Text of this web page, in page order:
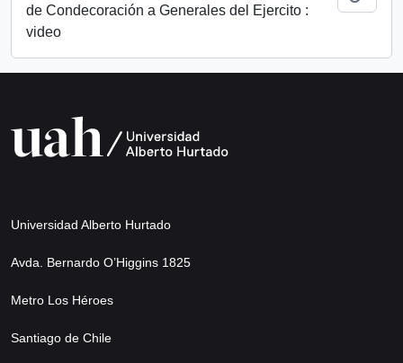
de Condecoración a Generales del Ejercito :
video
Universidad Alberto Hurtado
Avda. Bernardo O’Higgins 1825
Metro Los Héroes
Santiago de Chile